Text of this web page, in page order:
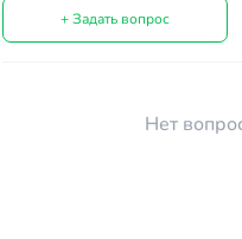
+ Задать вопрос
Нет